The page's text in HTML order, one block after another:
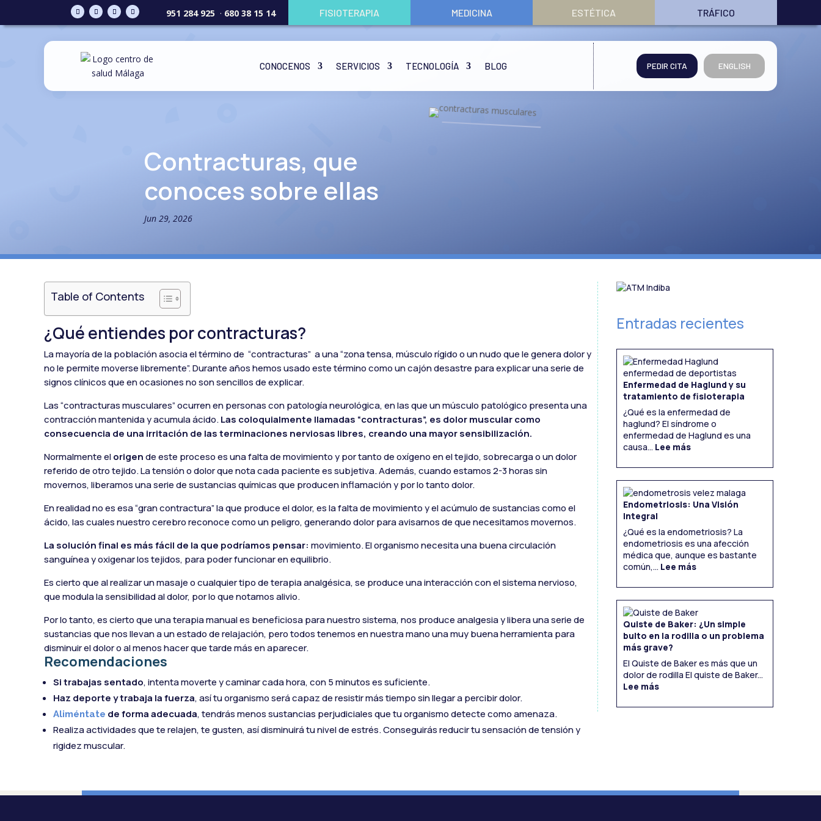
951 284 925 · 680 38 15 14 FISIOTERAPIA MEDICINA ESTÉTICA TRÁFICO
CONOCENOS SERVICIOS TECNOLOGÍA BLOG ENGLISH
PEDIR CITA
Contracturas, que
conoces sobre ellas
Jun 29, 2026
Table of Contents
¿Qué entiendes por contracturas?
La mayoría de la población asocia el término de “contracturas” a una “zona tensa, músculo rígido o un nudo que le genera dolor y
no le permite moverse libremente”. Durante años hemos usado este término como un cajón desastre para explicar una serie de
signos clínicos que en ocasiones no son sencillos de explicar.
Las “contracturas musculares” ocurren en personas con patología neurológica, en las que un músculo patológico presenta una
contracción mantenida y acumula ácido.Las coloquialmente llamadas “contracturas”, es dolor muscular como
consecuencia de una irritación de las terminaciones nerviosas libres, creando una mayor sensibilización.
Normalmente elorigende este proceso es una falta de movimiento y por tanto de oxígeno en el tejido, sobrecarga o un dolor
referido de otro tejido. La tensión o dolor que nota cada paciente es subjetiva. Además, cuando estamos 2-3 horas sin
movernos, liberamos una serie de sustancias químicas que producen inflamación y por lo tanto dolor.
En realidad no es esa “gran contractura” la que produce el dolor, es la falta de movimiento y el acúmulo de sustancias como el
ácido, las cuales nuestro cerebro reconoce como un peligro, generando dolor para avisarnos de que necesitamos movernos.
La solución final es más fácil de la que podríamos pensar: movimiento. El organismo necesita una buena circulación
sanguínea y oxigenar los tejidos, para poder funcionar en equilibrio.
Es cierto que al realizar un masaje o cualquier tipo de terapia analgésica, se produce una interacción con el sistema nervioso,
que modula la sensibilidad al dolor, por lo que notamos alivio.
Por lo tanto, es cierto que una terapia manual es beneficiosa para nuestro sistema, nos produce analgesia y libera una serie de
sustancias que nos llevan a un estado de relajación, pero todos tenemos en nuestra mano una muy buena herramienta para
disminuir el dolor o al menos hacer que tarde más en aparecer.
Recomendaciones
Si trabajas sentado, intenta moverte y caminar cada hora, con 5 minutos es suficiente.
Haz deporte y trabaja la fuerza, así tu organismo será capaz de resistir más tiempo sin llegar a percibir dolor.
Aliméntate de forma adecuada, tendrás menos sustancias perjudiciales que tu organismo detecte como amenaza.
Realiza actividades que te relajen, te gusten, así disminuirá tu nivel de estrés. Conseguirás reducir tu sensación de tensión y
rigidez muscular.
Entradas recientes
Enfermedad de Haglund y su
tratamiento de fisioterapia
¿Qué es la enfermedad de
haglund? El síndrome o
enfermedad de Haglund es una
causa... Lee más:
Enfermedad
de
Haglund
de
fisioterapia
Endometriosis: Una Visión
Integral
¿Qué es la endometriosis? La
endometriosis es una afección
médica que, aunque es bastante
común,... Lee más:
Endometriosis:
Una
Visión
Quiste de Baker: ¿Un simple
bulto en la rodilla o un problema
más grave?
El Quiste de Baker es más que un
dolor de rodilla El quiste de Baker...
Lee más:Quiste
de
Baker:
en
la